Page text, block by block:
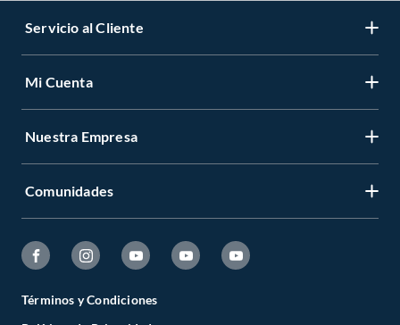
Servicio al Cliente
Mi Cuenta
Nuestra Empresa
Comunidades
Términos y Condiciones